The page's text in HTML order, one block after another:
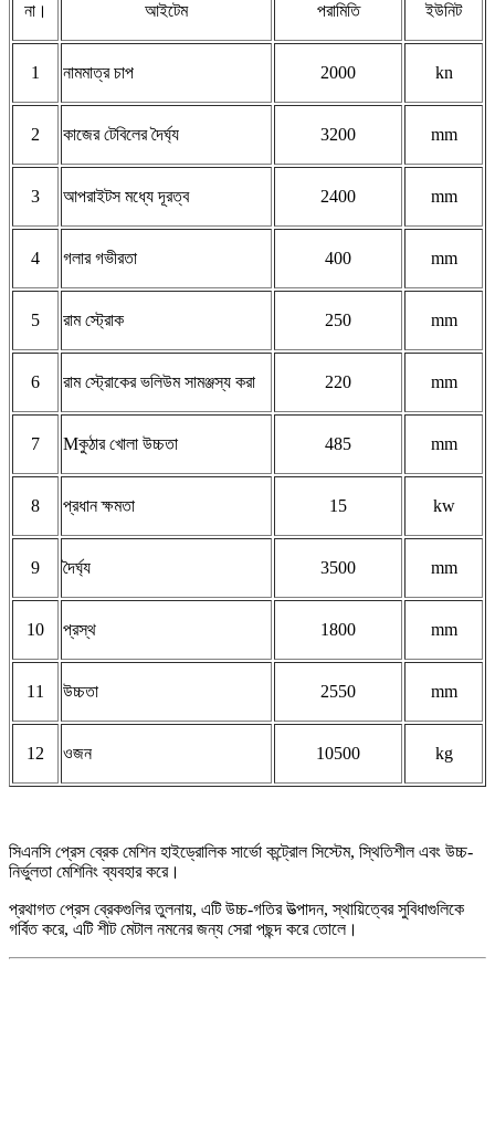
না। আইটেম পরামিতি ইউনিট
1 নামমাত্র চাপ 2000 kn
2 কাজের টেবিলের দৈর্ঘ্য 3200 mm
3 আপরাইটস মধ্যে দূরত্ব 2400 mm
4 গলার গভীরতা 400 mm
5 রাম স্ট্রোক 250 mm
6 রাম স্ট্রোকের ভলিউম সামঞ্জস্য করা 220 mm
7 Mকুঠার খোলা উচ্চতা 485 mm
8 প্রধান ক্ষমতা 15 kw
9 দৈর্ঘ্য 3500 mm
10 প্রস্থ 1800 mm
1 1 উচ্চতা 2550 mm
12 ওজন 10500 kg
সিএনসি প্রেস ব্রেক মেশিন হাইড্রোলিক সার্ভো কন্ট্রোল সিস্টেম, স্থিতিশীল এবং উচ্চ-
নির্ভুলতা মেশিনিং ব্যবহার করে।
প্রথাগত প্রেস ব্রেকগুলির তুলনায়, এটি উচ্চ-গতির উত্পাদন, স্থায়িত্বের সুবিধাগুলিকে
গর্বিত করে, এটি শীট মেটাল নমনের জন্য সেরা পছন্দ করে তোলে।